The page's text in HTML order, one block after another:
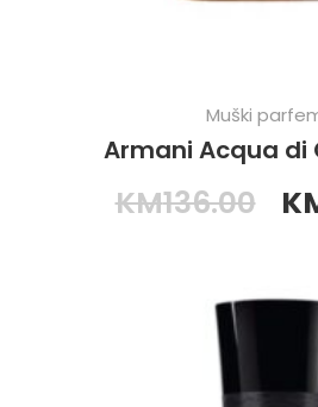
Muški
Armani Acqua di
KM136.00